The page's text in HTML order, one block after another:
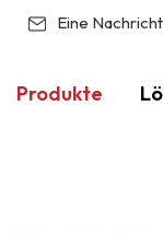
Eine
Produkte